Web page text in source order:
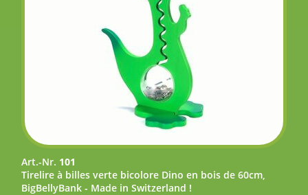
Art.-Nr. 101
Tirelire à billes verte bicolore Dino en bois de 60cm,
BigBellyBank - Made in Switzerland !